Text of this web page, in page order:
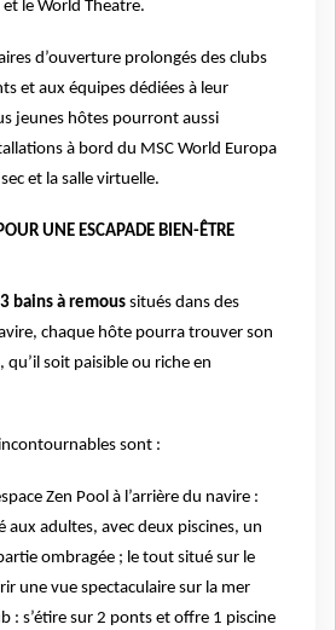
et le World Theatre.
d’ouverture prolongés des clubs
et aux équipes dédiées à leur
jeunes hôtes pourront aussi
à bord du MSC World Europa
et la salle virtuelle.
UNE ESCAPADE BIEN-ÊTRE
bains à remous situés dans des
chaque hôte pourra trouver son
soit paisible ou riche en
sont :
Zen Pool à l’arrière du navire :
aux adultes, avec deux piscines, un
ombragée ; le tout situé sur le
une vue spectaculaire sur la mer
: s’étire sur 2 ponts et offre 1 piscine